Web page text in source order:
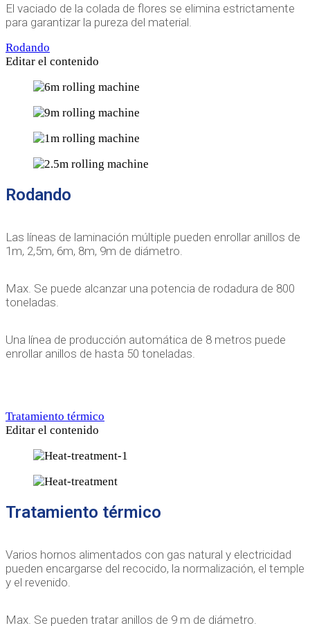
El vaciado de la colada de flores se elimina estrictamente
para garantizar la pureza del material.
Rodando
Editar el contenido
Rodando
Las líneas de laminación múltiple pueden enrollar anillos de
1m, 2,5m, 6m, 8m, 9m de diámetro.
Max. Se puede alcanzar una potencia de rodadura de 800
toneladas.
Una línea de producción automática de 8 metros puede
enrollar anillos de hasta 50 toneladas.
Tratamiento térmico
Editar el contenido
Tratamiento térmico
Varios hornos alimentados con gas natural y electricidad
pueden encargarse del recocido, la normalización, el temple
y el revenido.
Max. Se pueden tratar anillos de 9 m de diámetro.